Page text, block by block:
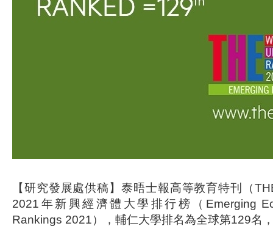
【研究發展處供稿】泰晤士報高等教育特刊（
2021年新興經濟體大學排行榜（Emerging
Rankings 2021），輔仁大學排名為全球第129名